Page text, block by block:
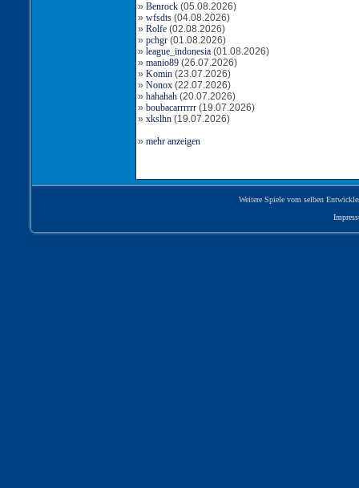
» Benrock(05.08.2026)
» wfsdts(04.08.2026)
» Rolfe(02.08.2026)
» pchgr(01.08.2026)
» league_indonesia(01.08.2026)
» manio89(26.07.2026)
» Komin(23.07.2026)
» Nonox(22.07.2026)
» hahahah(20.07.2026)
» boubacarrrrrr(19.07.2026)
» xkslhn(19.07.2026)
» mehr anzeigen
Weitere Spiele vom selben